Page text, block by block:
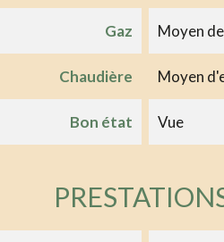
Gaz Moyen
Chaudière Moyen
Bon état Vue